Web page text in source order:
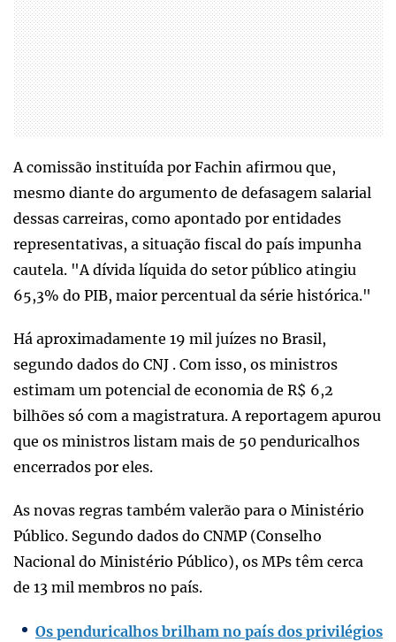
A comissão instituída por Fachin afirmou que,
mesmo diante do argumento de defasagem salarial
dessas carreiras, como apontado por entidades
representativas, a situação fiscal do país impunha
cautela. "A dívida líquida do setor público atingiu
65,3% do PIB, maior percentual da série histórica."
Há aproximadamente 19 mil juízes no Brasil,
segundo dados do CNJ . Com isso, os ministros
estimam um potencial de economia de R$ 6,2
bilhões só com a magistratura. A reportagem apurou
que os ministros listam mais de 50 penduricalhos
encerrados por eles.
As novas regras também valerão para o Ministério
Público. Segundo dados do CNMP (Conselho
Nacional do Ministério Público), os MPs têm cerca
de 13 mil membros no país.
Os penduricalhos brilham no país dos privilégios